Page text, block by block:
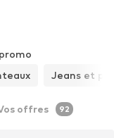
Jeans et
offres 92